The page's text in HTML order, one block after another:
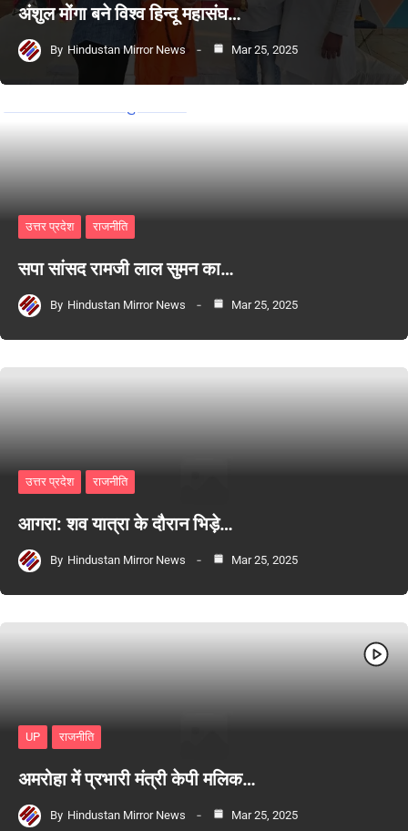
अंशुल मोंगा बने विश्व हिन्दू महासंघ…
By Hindustan Mirror News Mar 25, 2025
उत्तर प्रदेश राजनीति
सपा सांसद रामजी लाल सुमन का…
By Hindustan Mirror News Mar 25, 2025
उत्तर प्रदेश राजनीति
आगरा: शव यात्रा के दौरान भिड़े…
By Hindustan Mirror News Mar 25, 2025
UP राजनीति
अमरोहा में प्रभारी मंत्री केपी मलिक…
By Hindustan Mirror News Mar 25, 2025